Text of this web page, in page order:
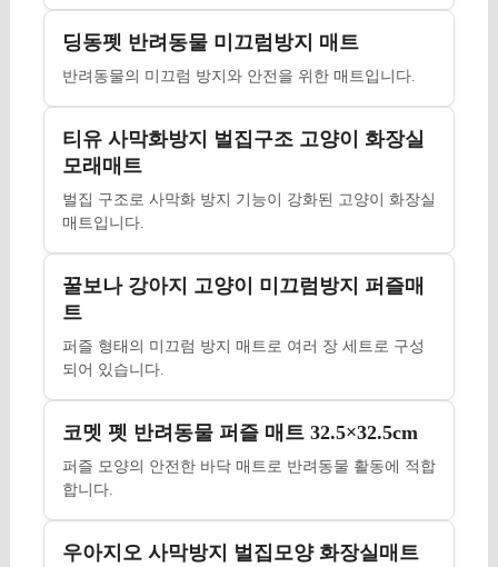
딩동펫 반려동물 미끄럼방지 매트
반려동물의 미끄럼 방지와 안전을 위한 매트입니다.
티유 사막화방지 벌집구조 고양이 화장실
모래매트
벌집 구조로 사막화 방지 기능이 강화된 고양이 화장실
매트입니다.
꿀보나 강아지 고양이 미끄럼방지 퍼즐매
트
퍼즐 형태의 미끄럼 방지 매트로 여러 장 세트로 구성
되어 있습니다.
코멧 펫 반려동물 퍼즐 매트 32.5×32.5cm
퍼즐 모양의 안전한 바닥 매트로 반려동물 활동에 적합
합니다.
우아지오 사막방지 벌집모양 화장실매트